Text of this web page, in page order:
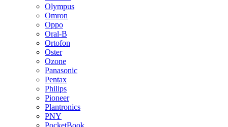
Olympus
Omron
Oppo
Oral-B
Ortofon
Oster
Ozone
Panasonic
Pentax
Philips
Pioneer
Plantronics
PNY
PocketBook